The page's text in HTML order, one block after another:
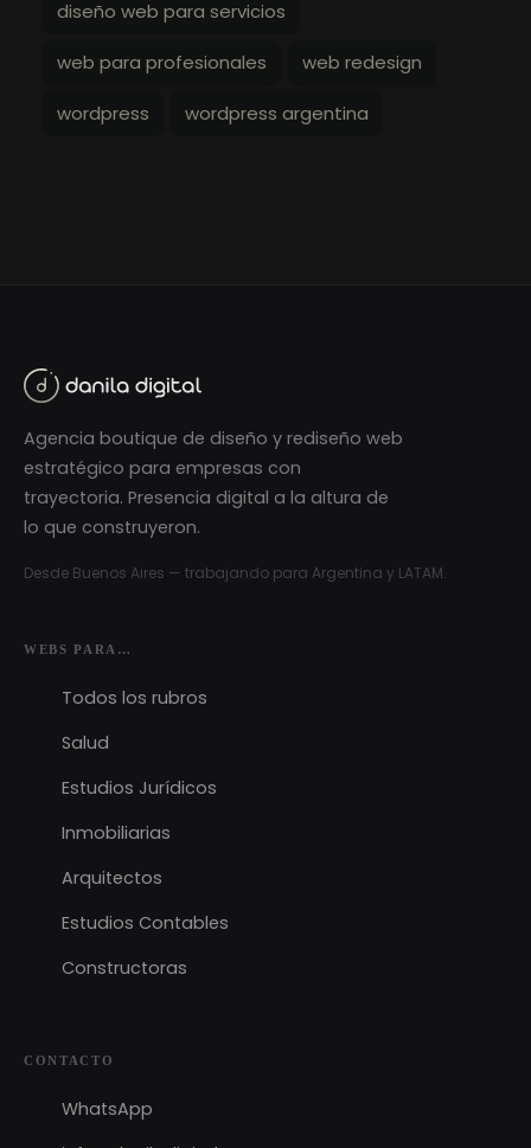
diseño web para servicios
web para profesionales web redesign
wordpress wordpress argentina
Agencia boutique de diseño y rediseño web
estratégico para empresas con
trayectoria. Presencia digital a la altura de
lo que construyeron.
Desde Buenos Aires — trabajando para Argentina y LATAM.
WEBS PARA…
Todos los rubros
Salud
Estudios Jurídicos
Inmobiliarias
Arquitectos
Estudios Contables
Constructoras
CONTACTO
WhatsApp